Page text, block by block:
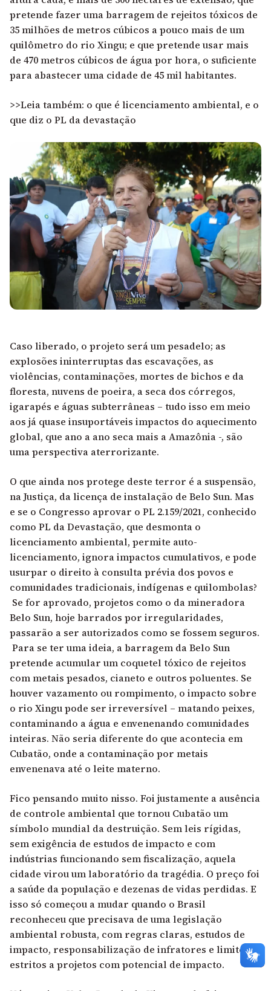
pretende fazer uma barragem de rejeitos tóxicos de
35 milhões de metros cúbicos a pouco mais de um
quilômetro do rio Xingu; e que pretende usar mais
de 470 metros cúbicos de água por hora, o suficiente
para abastecer uma cidade de 45 mil habitantes.
>>Leia também: o que é licenciamento ambiental, e o
que diz o PL da devastação
Caso liberado, o projeto será um pesadelo; as
explosões ininterruptas das escavações, as
violências, contaminações, mortes de bichos e da
floresta, nuvens de poeira, a seca dos córregos,
igarapés e águas subterrâneas – tudo isso em meio
aos já quase insuportáveis impactos do aquecimento
global, que ano a ano seca mais a Amazônia -, são
uma perspectiva aterrorizante.
O que ainda nos protege deste terror é a suspensão,
na Justiça, da licença de instalação de Belo Sun. Mas
e se o Congresso aprovar o PL 2.159/2021, conhecido
como PL da Devastação, que desmonta o
licenciamento ambiental, permite auto-
licenciamento, ignora impactos cumulativos, e pode
usurpar o direito à consulta prévia dos povos e
comunidades tradicionais, indígenas e quilombolas?
Se for aprovado, projetos como o da mineradora
Belo Sun, hoje barrados por irregularidades,
passarão a ser autorizados como se fossem seguros.
Para se ter uma ideia, a barragem da Belo Sun
pretende acumular um coquetel tóxico de rejeitos
com metais pesados, cianeto e outros poluentes. Se
houver vazamento ou rompimento, o impacto sobre
o rio Xingu pode ser irreversível – matando peixes,
contaminando a água e envenenando comunidades
inteiras. Não seria diferente do que acontecia em
Cubatão, onde a contaminação por metais
envenenava até o leite materno.
Fico pensando muito nisso. Foi justamente a ausência
de controle ambiental que tornou Cubatão um
símbolo mundial da destruição. Sem leis rígidas,
sem exigência de estudos de impacto e com
indústrias funcionando sem fiscalização, aquela
cidade virou um laboratório da tragédia. O preço foi
a saúde da população e dezenas de vidas perdidas. E
isso só começou a mudar quando o Brasil
reconheceu que precisava de uma legislação
ambiental robusta, com regras claras, estudos de
impacto, responsabilização de infratores e limites
estritos a projetos com potencial de impacto.